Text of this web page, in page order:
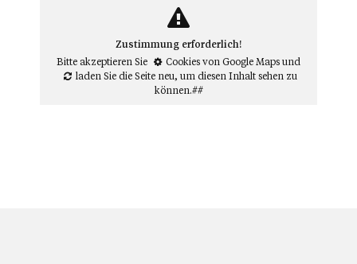
Zustimmung erforderlich!
Bitte akzeptieren Sie
Cookies von Google Mapsund
laden Sie die Seite neu, um diesen Inhalt sehen zu
können.##